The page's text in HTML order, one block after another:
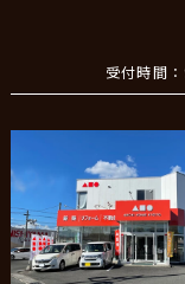
受付時間